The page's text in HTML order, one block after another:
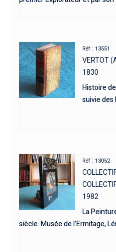
Réf : 13551
VERTOT
1830
Histoire
suivie des
Réf : 13052
1982
La
siècle. Musée de l’Ermitage,